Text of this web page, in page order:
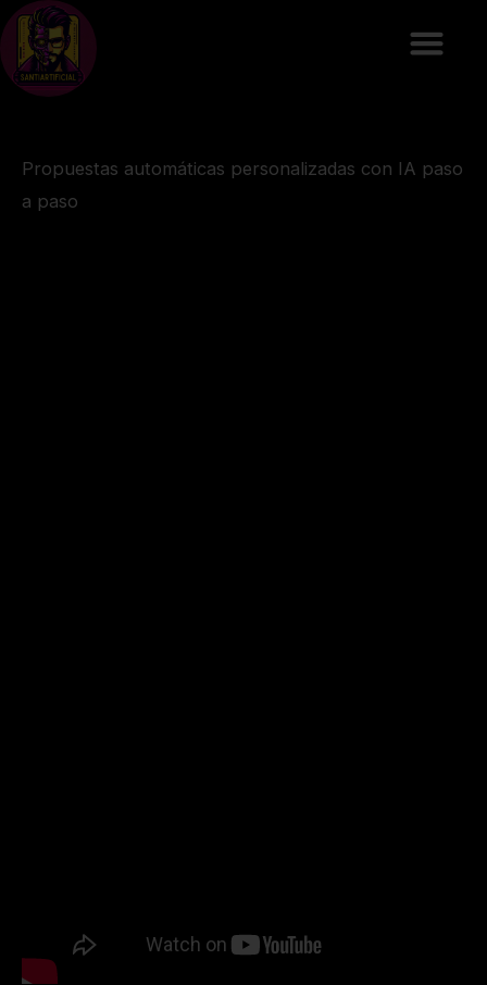
Ir
contenido
Propuestas automáticas personalizadas con IA paso
a paso